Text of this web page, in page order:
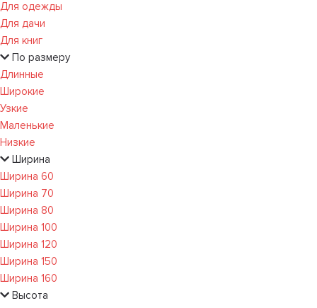
Для одежды
Для дачи
Для книг
По размеру
Длинные
Широкие
Узкие
Маленькие
Низкие
Ширина
Ширина 60
Ширина 70
Ширина 80
Ширина 100
Ширина 120
Ширина 150
Ширина 160
Высота